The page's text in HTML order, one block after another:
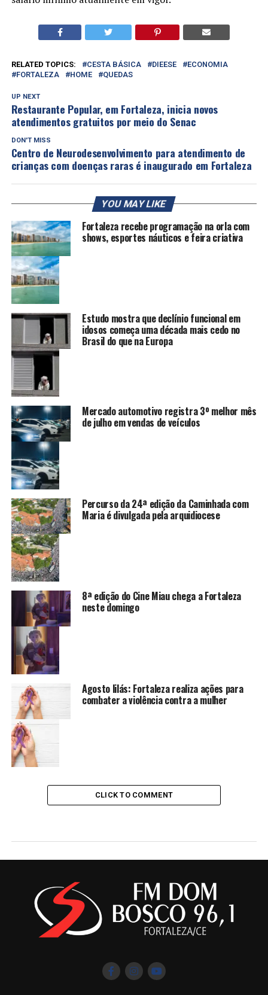
RELATED TOPICS: CESTA BÁSICA DIEESE
ECONOMIA
FORTALEZA
HOME QUEDAS
UP NEXT
Restaurante Popular, em Fortaleza, inicia novos
atendimentos gratuitos por meio do Senac
DON'T MISS
Centro de Neurodesenvolvimento para atendimento de
crianças com doenças raras é inaugurado em Fortaleza
YOU MAY LIKE
Fortaleza recebe programação na orla com
shows, esportes náuticos e feira criativa
Estudo mostra que declínio funcional em
idosos começa uma década mais cedo no
Brasil do que na Europa
Mercado automotivo registra 3º melhor mês
de julho em vendas de veículos
Percurso da 24ª edição da Caminhada com
Maria é divulgada pela arquidiocese
8ª edição do Cine Miau chega a Fortaleza
neste domingo
Agosto lilás: Fortaleza realiza ações para
combater a violência contra a mulher
CLICK TO COMMENT